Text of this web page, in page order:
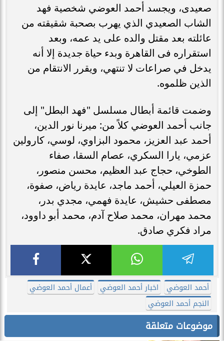
صعيدى، ويجسد أحمد العوضي شخصية فهد
الشاب الصعيدي الذي يهرب بصحبة شقيقته من
عائلته بعد مقتل والده على يد عمه، وبعد
استقراره فى القاهرة وبدء حياة جديدة إلا أنه
يدخل في صراعات لا تنتهي، ويقرر الانتقام من
الذين ظلموه.
وضمت قائمة أبطال مسلسل "فهد البطل" إلى
جانب أحمد العوضي كلاً من: ميرنا نور الدين،
أحمد عبد العزيز، محمود البزاوي، لوسي، كارولين
عزمي، يارا السكري، عصام السقا، صفاء
الطوخي، حجاج عبد العظيم، محسن منصور،
حمزة العيلي، أحمد ماجد، عايدة رياض، صفوة،
مصطفى حشيش، عايدة فهمي، مجدي بدر،
محمد مهران، محمد صلاح آدم، محمد أبو داوود،
مراد فكري صادق.
أحمد العوضي اخبار أحمد العوضي
أعمال أحمد العوضي
النجم أحمد العوضي
موضوعات متعلقة